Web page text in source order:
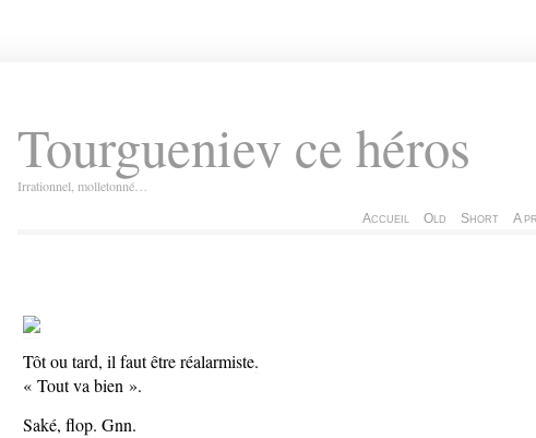
Tourgueniev ce héros
Irrationnel, molletonné…
Accueil Old Short A
Tôt ou tard, il faut être réalarmiste.
« Tout va bien ».
Saké, flop. Gnn.